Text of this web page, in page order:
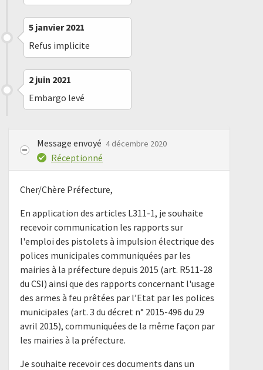
5 janvier 2021
Refus implicite
2 juin 2021
Embargo levé
Message envoyé 4 décembre 2020
Réceptionné
Cher/Chère Préfecture,
En application des articles L311-1, je souhaite
recevoir communication les rapports sur
l'emploi des pistolets à impulsion électrique des
polices municipales communiquées par les
mairies à la préfecture depuis 2015 (art. R511-28
du CSI) ainsi que des rapports concernant l'usage
des armes à feu prêtées par l’Etat par les polices
municipales (art. 3 du décret n° 2015-496 du 29
avril 2015), communiquées de la même façon par
les mairies à la préfecture.
Je souhaite recevoir ces documents dans un